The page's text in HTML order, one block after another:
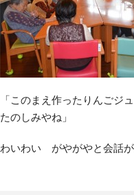
「このまえ作ったりんご
たのしみやね」
わいわい がやがやと会話